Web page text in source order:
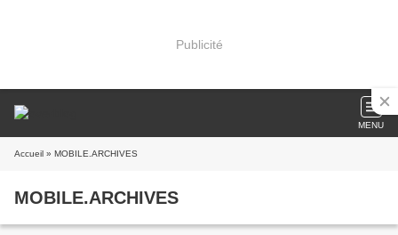
Publicité
MENU
Accueil » MOBILE.ARCHIVES
MOBILE.ARCHIVES